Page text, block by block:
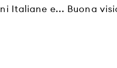
Italiane e... Buona